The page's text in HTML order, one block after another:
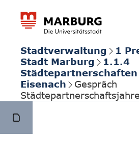
Stadtverwaltung 1
Stadt Marburg
1.1.4
Städtepartnerschaften
Eisenach
Gespräch